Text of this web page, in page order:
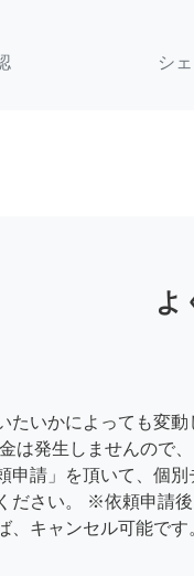
シ
よ
たいかによっても変動
は発生しませんので、
申請」を頂いて、個別
ださい。 ※依頼申請後
キャンセル可能です